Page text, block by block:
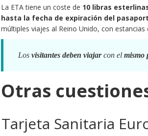
La ETA tiene un coste de 10 libras
hasta la fecha de expiración del
múltiples viajes al Reino Unido, con
Losvisitantes deben viajarcon elmismo
Otras
Tarjeta Sanitaria